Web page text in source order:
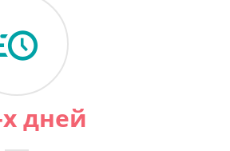
дней